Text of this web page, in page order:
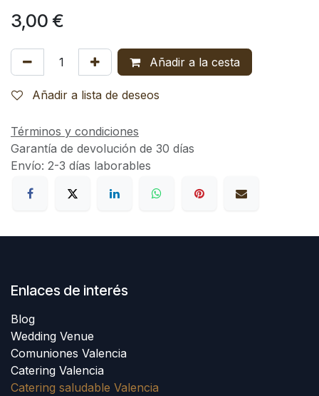
3,00 €
Añadir a la cesta
Añadir a lista de deseos
Términos y condiciones
Garantía de devolución de 30 días
Envío: 2-3 días laborables
Enlaces de interés
Blog
Wedding Venue
Comuniones Valencia
Catering Valencia
Catering saludable Valencia